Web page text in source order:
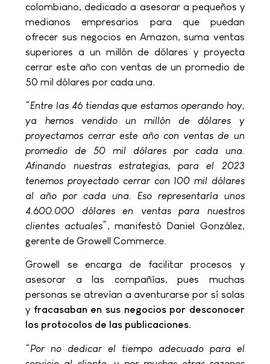
colombiano, dedicado a asesorar a pequeños y
medianos empresarios para que puedan
ofrecer sus negocios en Amazon, suma ventas
superiores a un millón de dólares y proyecta
cerrar este año con ventas de un promedio de
50 mil dólares por cada una.
“Entre las 46 tiendas que estamos operando hoy,
ya hemos vendido un millón de dólares y
proyectamos cerrar este año con ventas de un
promedio de 50 mil dólares por cada una.
Afinando nuestras estrategias, para el 2023
tenemos proyectado cerrar con 100 mil dólares
al año por cada una. Eso representaría unos
4.600.000 dólares en ventas para nuestros
clientes actuales”, manifestó Daniel González,
gerente de Growell Commerce.
Growell se encarga de facilitar procesos y
asesorar a las compañías, pues muchas
personas se atrevían a aventurarse por sí solas
y fracasaban en sus negocios por desconocer
los protocolos de las publicaciones.
“Por no dedicar el tiempo adecuado para el